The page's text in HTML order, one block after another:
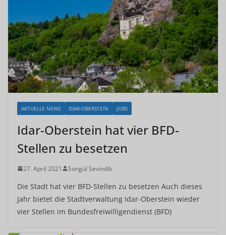
AKTUELLE NEWS IDAR-OBERSTEIN JOBS
Idar-Oberstein hat vier BFD-
Stellen zu besetzen
27. April 2021 Songül Sevindik
Die Stadt hat vier BFD-Stellen zu besetzen Auch dieses
Jahr bietet die Stadtverwaltung Idar-Oberstein wieder
vier Stellen im Bundesfreiwilligendienst (BFD)